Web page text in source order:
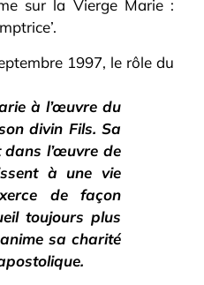
sur la Vierge Marie :
1997, le rôle du
à l’œuvre du
divin Fils. Sa
dans l’œuvre de
à une vie
de façon
toujours plus
sa charité